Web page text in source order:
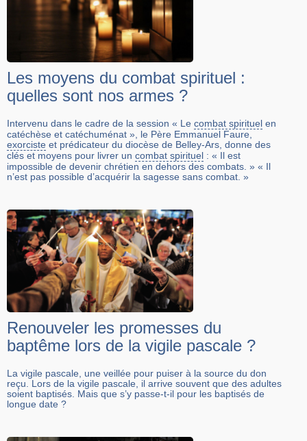
Les moyens du combat spirituel :
quelles sont nos armes ?
Intervenu dans le cadre de la session « Le combat spirituel en
catéchèse et catéchuménat », le Père Emmanuel Faure,
exorciste et prédicateur du diocèse de Belley-Ars, donne des
clés et moyens pour livrer un combat spirituel : « Il est
impossible de devenir chrétien en dehors des combats. » « Il
n’est pas possible d’acquérir la sagesse sans combat. »
Renouveler les promesses du
baptême lors de la vigile pascale ?
La vigile pascale, une veillée pour puiser à la source du don
reçu. Lors de la vigile pascale, il arrive souvent que des adultes
soient baptisés. Mais que s’y passe-t-il pour les baptisés de
longue date ?